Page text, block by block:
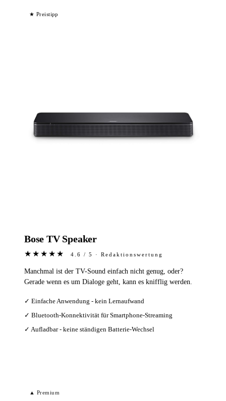
★ Preistipp
Bose TV Speaker
★★★★★ 4.6 / 5 · Redaktionswertung
Manchmal ist der TV-Sound einfach nicht genug, oder?
Gerade wenn es um Dialoge geht, kann es knifflig werden.
✓ Einfache Anwendung - kein Lernaufwand
✓ Bluetooth-Konnektivität für Smartphone-Streaming
✓ Aufladbar - keine ständigen Batterie-Wechsel
▲ Premium